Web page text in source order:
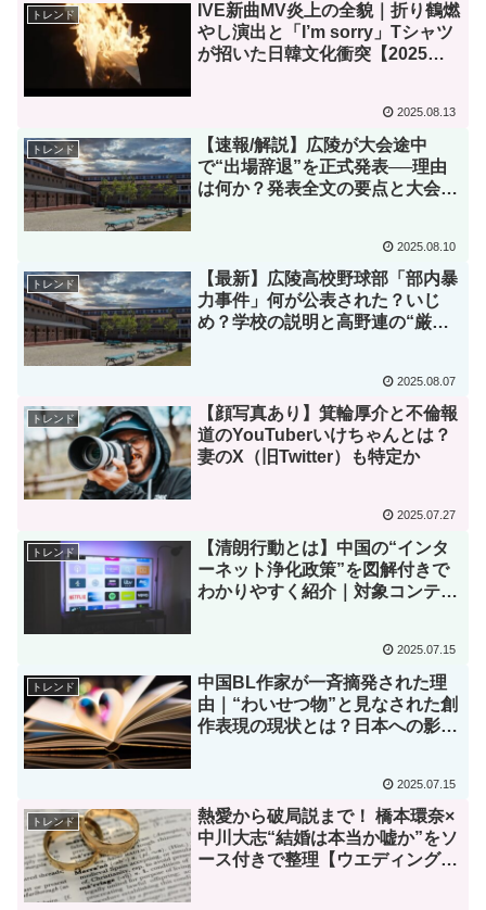
トレンド
IVE新曲MV炎上の全貌｜折り鶴燃
やし演出と「I’m sorry」Tシャツ
が招いた日韓文化衝突【2025年
2025.08.13
トレンド
【速報/解説】広陵が大会途中
で“出場辞退”を正式発表──理由
は何か？発表全文の要点と大会へ
2025.08.10
トレンド
【最新】広陵高校野球部「部内暴
力事件」何が公表された？いじ
め？学校の説明と高野連の“厳重
2025.08.07
トレンド
【顔写真あり】箕輪厚介と不倫報
道のYouTuberいけちゃんとは？
妻のX（旧Twitter）も特定か
2025.07.27
トレンド
【清朗行動とは】中国の“インタ
ーネット浄化政策”を図解付きで
わかりやすく紹介｜対象コンテン
2025.07.15
トレンド
中国BL作家が一斉摘発された理
由｜“わいせつ物”と見なされた創
作表現の現状とは？日本への影響
2025.07.15
トレンド
熱愛から破局説まで！ 橋本環奈×
中川大志“結婚は本当か嘘か”をソ
ース付きで整理【ウエディングド